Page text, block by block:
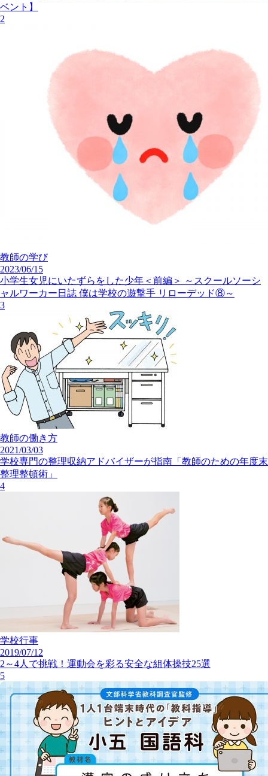
ベント】
2
教師の学び
2023/06/15
小学生女児にいたずらをした少年＜前編＞ ～スクールソーシ
ャルワーカー日誌 僕は学校の遊撃手 リローデッド⑧～
3
教師の働き方
2021/03/03
学校専門の整理収納アドバイザーが指南「教師のための年度末
整理整頓術」
4
学校行事
2019/07/12
2～4人で挑戦！運動会を彩る安全な組体操技25選
5